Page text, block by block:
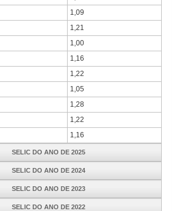
1,09
1,21
1,00
1,16
1,22
1,05
1,28
1,22
1,16
SELIC DO ANO DE 2025
SELIC DO ANO DE 2024
SELIC DO ANO DE 2023
SELIC DO ANO DE 2022